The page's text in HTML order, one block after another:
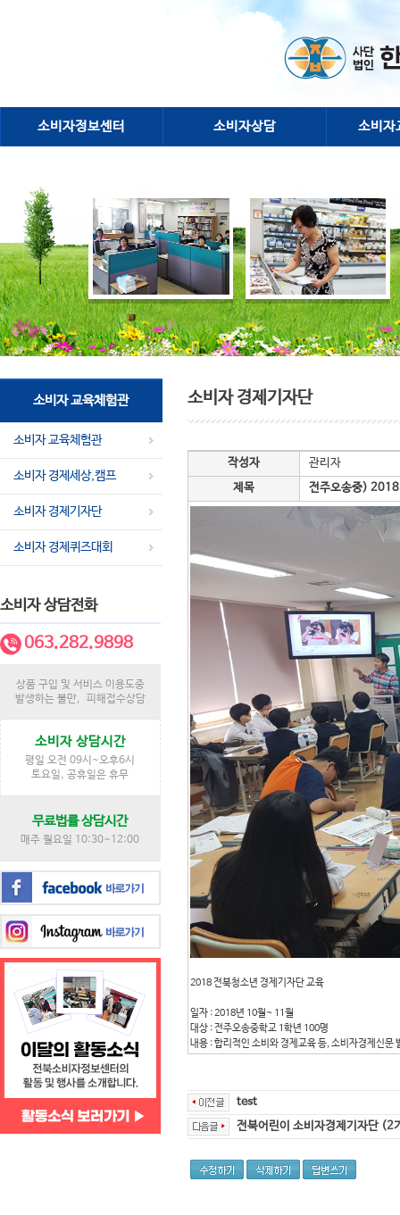
소비자정보센터 소비자상담 소비자
소비자 교육체험관
소비자 교육체험관
소비자 경제세상,캠프
소비자 경제기자단
소비자 경제퀴즈대회
소비자 상담전화
063.282.9898
상품 구입 및 서비스 이용도중
발생하는 불만, 피해접수상담
소비자 상담시간
평일 오전 09시~오후6시
토요일, 공휴일은 휴무
무료법률 상담시간
매주 월요일 10:30~12:00
소비자 경제기자단
작성자
관리자
제목
전주오송중) 2018
2018 전북청소년 경제기자단 교육
일자 : 2018년 10월~ 11월
대상 : 전주오송중학교 1학년 100명
내용 : 합리적인 소비와 경제교육 등, 소비자경제신문
test
전북어린이 소비자경제기자단